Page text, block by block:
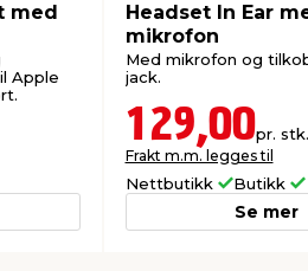
med
Apple
Headset In Ear
mikrofon
Med mikrofon og
jack.
129,00pr. stk.
Frakt m.m. legges til
Nettbutikk Butikk
Se mer